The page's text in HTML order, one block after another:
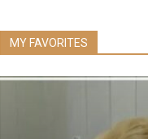
MY FAVORITES